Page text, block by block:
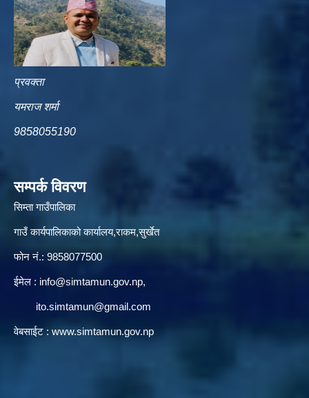
प्रवक्ता
यमराज शर्मा
9858055190
सम्पर्क विवरण
सिम्ता गाउँपालिका
गाउँ कार्यपालिकाको कार्यालय,राकम,सुर्खेत
फोन नं.: 9858077500
ईमेल‌ : info@simtamun.gov.np,
ito.simtamun@gmail.com
वेबसाईट : www.simtamun.gov.np